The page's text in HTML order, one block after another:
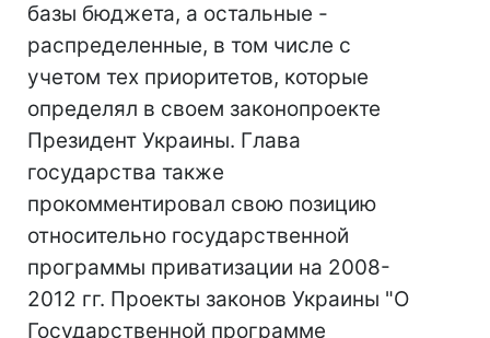
базы бюджета, а остальные -
распределенные, в том числе с
учетом тех приоритетов, которые
определял в своем законопроекте
Президент Украины. Глава
государства также
прокомментировал свою позицию
относительно государственной
программы приватизации на 2008-
2012 гг. Проекты законов Украины "О
Государственной программе